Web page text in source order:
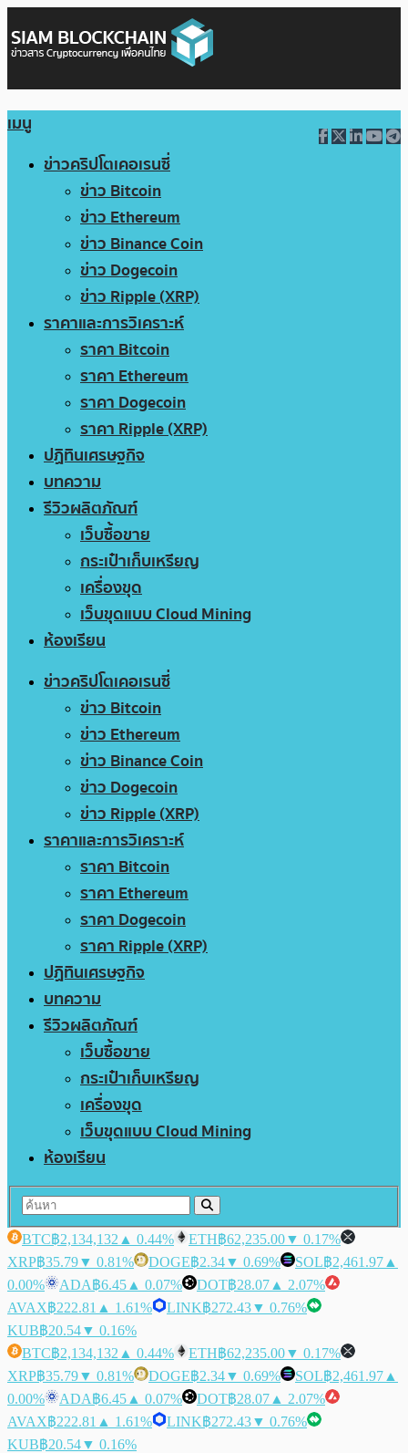
เมนู
ข่าวคริปโตเคอเรนซี่
ข่าว Bitcoin
ข่าว Ethereum
ข่าว Binance Coin
ข่าว Dogecoin
ข่าว Ripple (XRP)
ราคาและการวิเคราะห์
ราคา Bitcoin
ราคา Ethereum
ราคา Dogecoin
ราคา Ripple (XRP)
ปฏิทินเศรษฐกิจ
บทความ
รีวิวผลิตภัณฑ์
เว็บซื้อขาย
กระเป๋าเก็บเหรียญ
เครื่องขุด
เว็บขุดแบบ Cloud Mining
ห้องเรียน
ข่าวคริปโตเคอเรนซี่
ข่าว Bitcoin
ข่าว Ethereum
ข่าว Binance Coin
ข่าว Dogecoin
ข่าว Ripple (XRP)
ราคาและการวิเคราะห์
ราคา Bitcoin
ราคา Ethereum
ราคา Dogecoin
ราคา Ripple (XRP)
ปฏิทินเศรษฐกิจ
บทความ
รีวิวผลิตภัณฑ์
เว็บซื้อขาย
กระเป๋าเก็บเหรียญ
เครื่องขุด
เว็บขุดแบบ Cloud Mining
ห้องเรียน
BTC฿2,134,132 ▲ 0.44% ETH฿62,235.00▼ 0.17%
XRP฿35.79▼ 0.81% DOGE฿2.34▼ 0.69% SOL฿2,461.97 ▲
0.00%
ADA฿6.45 ▲ 0.07% DOT฿28.07 ▲ 2.07%
AVAX฿222.81 ▲ 1.61% LINK฿272.43▼ 0.76%
KUB฿20.54▼ 0.16%
BTC฿2,134,132 ▲ 0.44% ETH฿62,235.00▼ 0.17%
XRP฿35.79▼ 0.81% DOGE฿2.34▼ 0.69% SOL฿2,461.97 ▲
0.00%
ADA฿6.45 ▲ 0.07% DOT฿28.07 ▲ 2.07%
AVAX฿222.81 ▲ 1.61% LINK฿272.43▼ 0.76%
KUB฿20.54▼ 0.16%